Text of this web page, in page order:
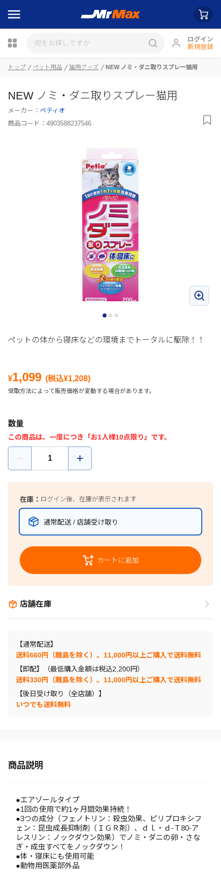
ログイン
新規登録
トップ ペット用品 猫用グッズ NEW ノミ・ダニ取りスプレー猫用
NEW ノミ・ダニ取りスプレー猫用
メーカー： ペティオ
商品コード： 4903588237546
ペットの体から寝床などの環境までトータルに駆除！！
¥1,099 (税込¥1,208)
受取方法によって販売価格が変動する場合があります。
数量
この商品は、一度につき「お1人様10点限り」です。
在庫： ログイン後、在庫が表示されます
通常配送 / 店舗受け取り
カートに追加
店舗在庫
【通常配送】
送料660円（離島を除く）。11,000円以上ご購入で送料無料
【即配】（最低購入金額は税込2,200円）
送料330円（離島を除く）。11,000円以上ご購入で送料無料
【後日受け取り（全店舗）】
いつでも送料無料
商品説明
●エアゾールタイプ
●1回の使用で約1ヶ月間効果持続！
●3つの成分（フェノトリン：殺虫効果、ピリプロキシフ
ェン：昆虫成長抑制剤（ＩＧＲ剤）、ｄｌ・ｄ-Ｔ80-ア
レスリン：ノックダウン効果）でノミ・ダニの卵・さな
ぎ・成虫すべてをノックダウン！
●体・寝床にも使用可能
●動物用医薬部外品